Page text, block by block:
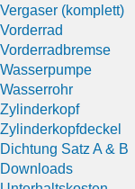
Vergaser (komplett)
Vorderrad
Vorderradbremse
Wasserpumpe
Wasserrohr
Zylinderkopf
Zylinderkopfdeckel
Dichtung Satz A & B
Downloads